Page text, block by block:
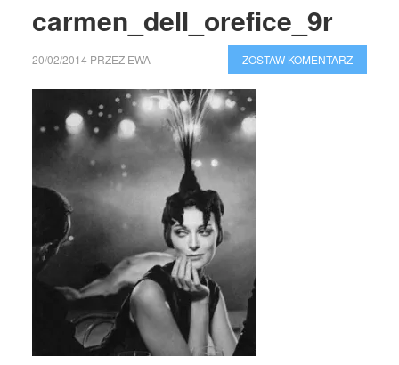
carmen_dell_orefice_9r
20/02/2014 PRZEZ EWA ZOSTAW KOMENTARZ